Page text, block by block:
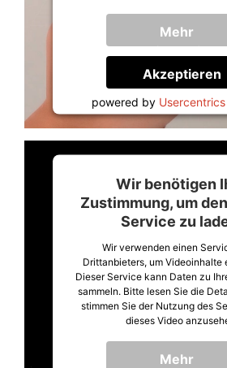
Mehr
Akzeptieren
powered by
Management Platform&
Wir benötigen
Zustimmung, um
Service zu
Wir verwenden einen
Drittanbieters, um Videoinhalte
Dieser Service kann Daten zu
sammeln. Bitte lesen Sie die
stimmen Sie der Nutzung des
dieses Video
Mehr